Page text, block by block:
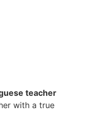
teacher
with a true